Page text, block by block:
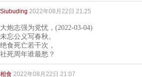
Siubuding 2022年08月22日 21:25
大炮志强为党忧，(2022-03-04)
未忘公义写春秋。
绝食死亡若干次，
社死周年谁最愁？
相食 2022年08月22日 21:07